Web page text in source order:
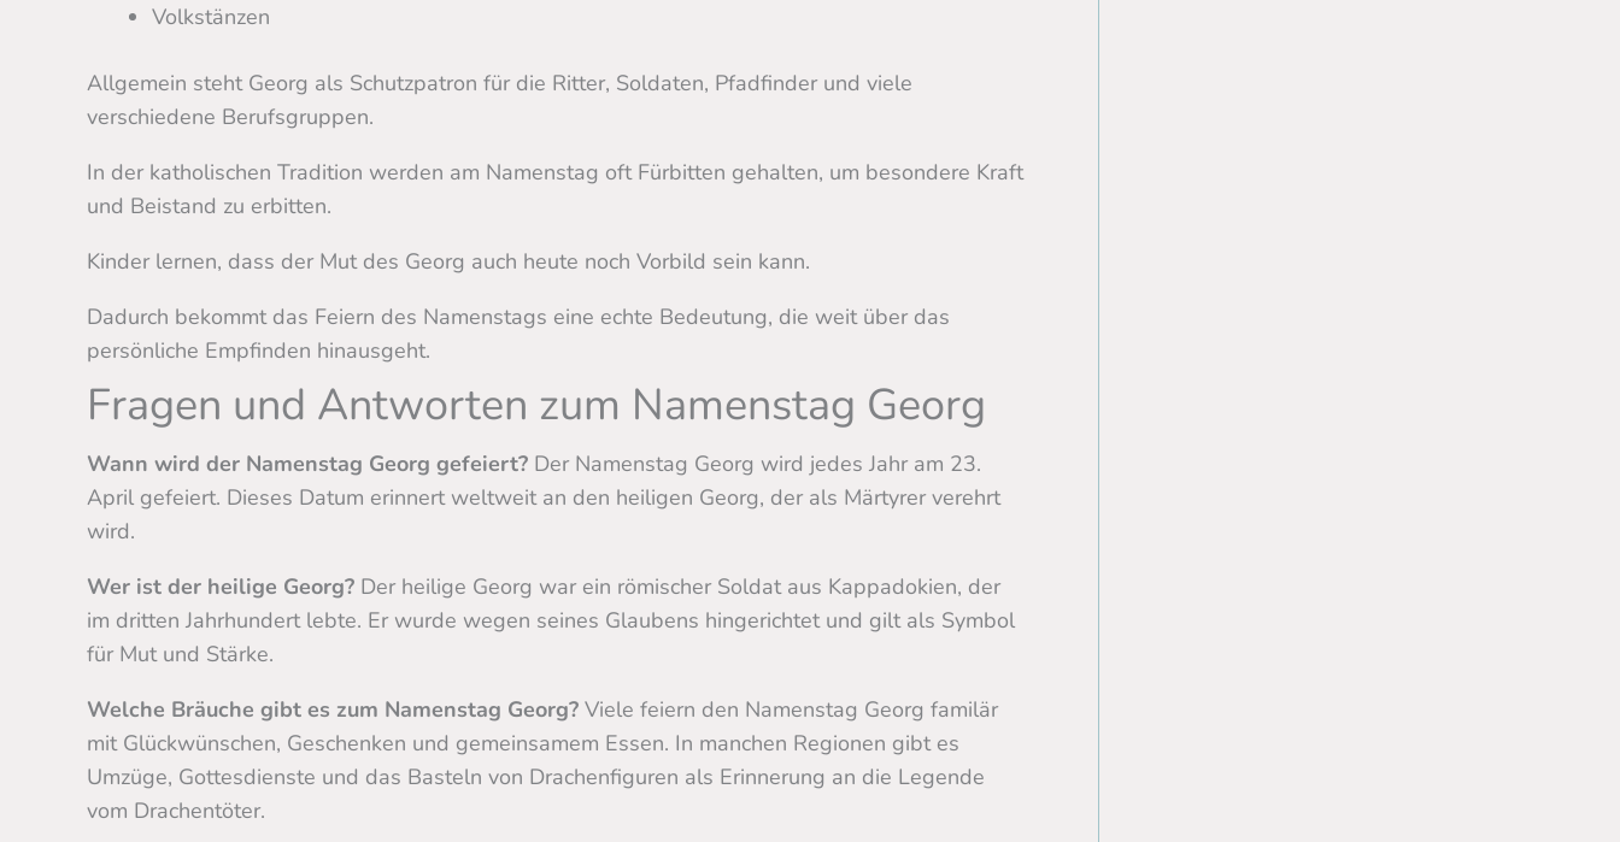
Volkstänzen
Allgemein steht Georg als Schutzpatron für die Ritter, Soldaten, Pfadfinder und viele
verschiedene Berufsgruppen.
In der katholischen Tradition werden am Namenstag oft Fürbitten gehalten, um besondere Kraft
und Beistand zu erbitten.
Kinder lernen, dass der Mut des Georg auch heute noch Vorbild sein kann.
Dadurch bekommt das Feiern des Namenstags eine echte Bedeutung, die weit über das
persönliche Empfinden hinausgeht.
Fragen und Antworten zum Namenstag Georg
Wann wird der Namenstag Georg gefeiert? Der Namenstag Georg wird jedes Jahr am 23.
April gefeiert. Dieses Datum erinnert weltweit an den heiligen Georg, der als Märtyrer verehrt
wird.
Wer ist der heilige Georg? Der heilige Georg war ein römischer Soldat aus Kappadokien, der
im dritten Jahrhundert lebte. Er wurde wegen seines Glaubens hingerichtet und gilt als Symbol
für Mut und Stärke.
Welche Bräuche gibt es zum Namenstag Georg? Viele feiern den Namenstag Georg familär
mit Glückwünschen, Geschenken und gemeinsamem Essen. In manchen Regionen gibt es
Umzüge, Gottesdienste und das Basteln von Drachenfiguren als Erinnerung an die Legende
vom Drachentöter.